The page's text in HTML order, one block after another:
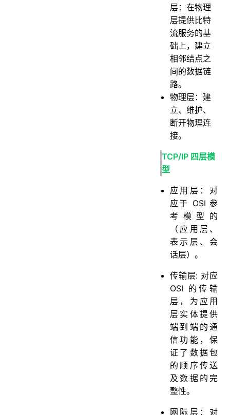
层：在物理
层提供比特
流服务的基
础上，建立
相邻结点之
间的数据链
路。
物理层：建
立、维护、
断开物理连
接。
TCP/IP 四层模
型
应用层：对
应于 OSI 参
考模型的
（应用层、
表示层、会
话层）。
传输层: 对应
OSI 的传输
层，为应用
层实体提供
端到端的通
信功能，保
证了数据包
的顺序传送
及数据的完
整性。
网际层：对